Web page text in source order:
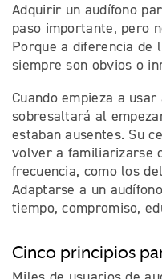
Adquirir un audífono
paso importante, pero
Porque a diferencia de
siempre son obvios o
Cuando empieza a
sobresaltará al
estaban ausentes. Su
volver a familiarizarse
frecuencia, como los
Adaptarse a un
tiempo, compromiso,
Cinco principios